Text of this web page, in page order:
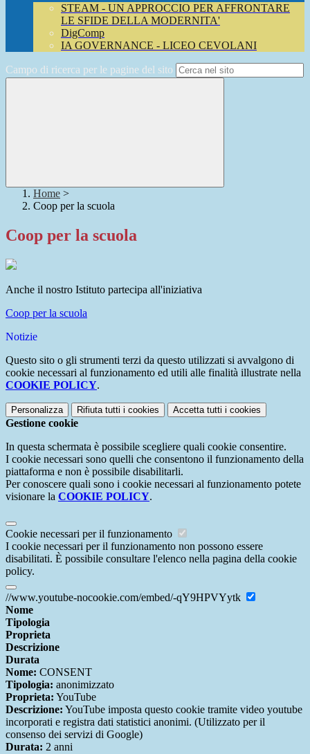
STEAM - UN APPROCCIO PER AFFRONTARE
LE SFIDE DELLA MODERNITA'
DigComp
IA GOVERNANCE - LICEO CEVOLANI
Campo di ricerca per le pagine del sito
Home >
Coop per la scuola
Coop per la scuola
Anche il nostro Istituto partecipa all'iniziativa
Coop per la scuola
Notizie
Questo sito o gli strumenti terzi da questo utilizzati si avvalgono di
cookie necessari al funzionamento ed utili alle finalità illustrate nella
COOKIE POLICY.
Personalizza Rifiuta tutti i cookies Accetta tutti i cookies
Gestione cookie
In questa schermata è possibile scegliere quali cookie consentire.
I cookie necessari sono quelli che consentono il funzionamento della
piattaforma e non è possibile disabilitarli.
Per conoscere quali sono i cookie necessari al funzionamento potete
visionare la COOKIE POLICY.
Cookie necessari per il funzionamento
I cookie necessari per il funzionamento non possono essere
disabilitati. È possibile consultare l'elenco nella pagina della cookie
policy.
//www.youtube-nocookie.com/embed/-qY9HPVYytk
Nome
Tipologia
Proprieta
Descrizione
Durata
Nome: CONSENT
Tipologia: anonimizzato
Proprieta: YouTube
Descrizione: YouTube imposta questo cookie tramite video youtube
incorporati e registra dati statistici anonimi. (Utilizzato per il
consenso dei servizi di Google)
Durata: 2 anni